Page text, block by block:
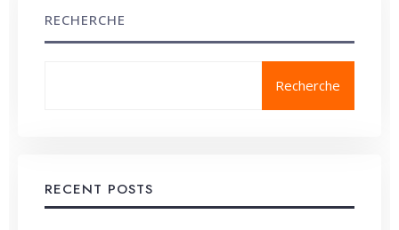
RECHERCHE
Recherche
RECENT POSTS